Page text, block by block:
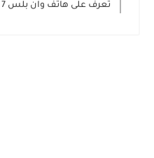
تعرف على هاتف وان بلس 7 برو / OnePlus 7...